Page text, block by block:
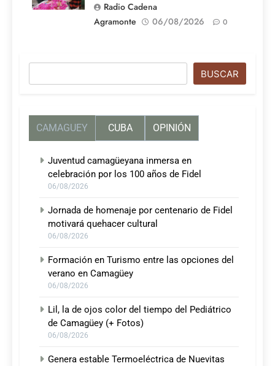
Radio Cadena
Agramonte
06/08/2026 0
BUSCAR
CAMAGUEY CUBA OPINIÓN
Juventud camagüeyana inmersa en
celebración por los 100 años de Fidel
06/08/2026
Jornada de homenaje por centenario de Fidel
motivará quehacer cultural
06/08/2026
Formación en Turismo entre las opciones del
verano en Camagüey
06/08/2026
Lil, la de ojos color del tiempo del Pediátrico
de Camagüey (+ Fotos)
06/08/2026
Genera estable Termoeléctrica de Nuevitas